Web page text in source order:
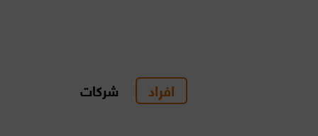
افراد شركات